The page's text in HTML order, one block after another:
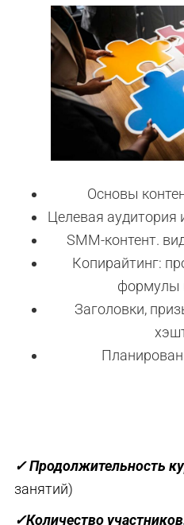
Основы
Целевая аудитория
SMM-контент.
Копирайтинг:
формулы
Заголовки,
✓ Продолжительность
занятий)
✓Количество